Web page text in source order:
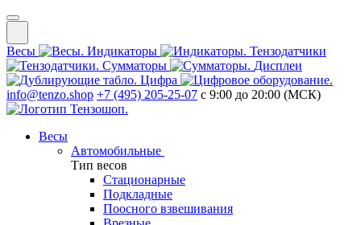
Весы Индикаторы
Тензодатчики
Сумматоры
Дисплеи
Цифра
info@tenzo.shop +7 (495) 205-25-07 с 9:00 до 20:00 (МСК)
Весы
Автомобильные
Тип весов
Стационарные
Подкладные
Поосного взвешивания